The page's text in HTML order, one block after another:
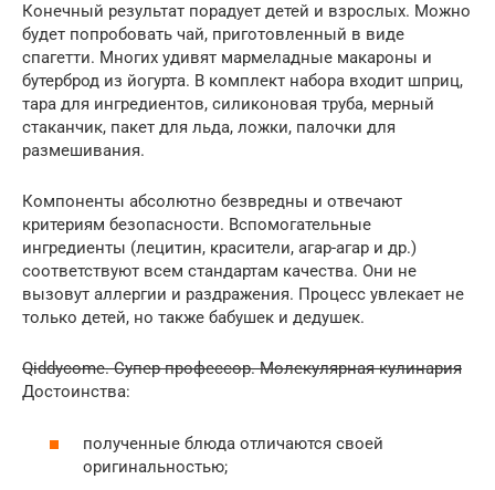
Конечный результат порадует детей и взрослых. Можно
будет попробовать чай, приготовленный в виде
спагетти. Многих удивят мармеладные макароны и
бутерброд из йогурта. В комплект набора входит шприц,
тара для ингредиентов, силиконовая труба, мерный
стаканчик, пакет для льда, ложки, палочки для
размешивания.
Компоненты абсолютно безвредны и отвечают
критериям безопасности. Вспомогательные
ингредиенты (лецитин, красители, агар-агар и др.)
соответствуют всем стандартам качества. Они не
вызовут аллергии и раздражения. Процесс увлекает не
только детей, но также бабушек и дедушек.
Qiddycome. Супер профессор. Молекулярная кулинария
Достоинства:
полученные блюда отличаются своей
оригинальностью;